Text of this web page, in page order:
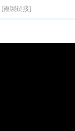
[複製鏈接]